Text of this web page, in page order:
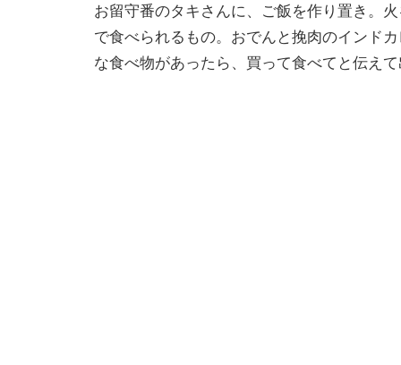
お留守番のタキさんに、ご飯を作り置き。
で食べられるもの。おでんと挽肉のインド
な食べ物があったら、買って食べてと伝え